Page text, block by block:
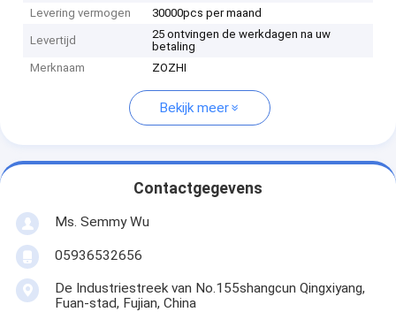
Levering vermogen
30000pcs per maand
Levertijd
25 ontvingen de werkdagen na uw
betaling
Merknaam
ZOZHI
Bekijk meer
Contactgegevens
Ms. Semmy Wu
05936532656
De Industriestreek van No.155shangcun Qingxiyang,
Fuan-stad, Fujian, China